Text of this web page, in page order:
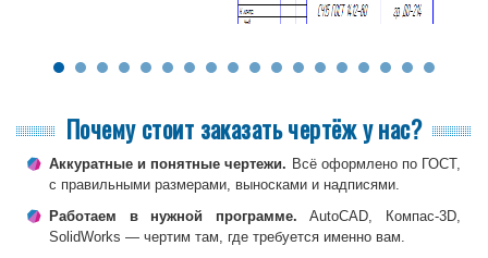
Почему стоит заказать чертёж у нас?
Аккуратные и понятные чертежи. Всё оформлено по ГОСТ,
с правильными размерами, выносками и надписями.
Работаем в нужной программе. AutoCAD, Компас-3D,
SolidWorks — чертим там, где требуется именно вам.